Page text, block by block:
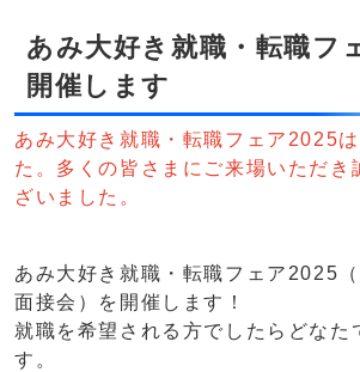
あみ大好き就職・転職フ
開催します
あみ大好き就職・転職フェア2025
た。多くの皆さまにご来場いただき
ざいました。
あみ大好き就職・転職フェア2025
面接会）を開催します！
就職を希望される方でしたらどなた
す。